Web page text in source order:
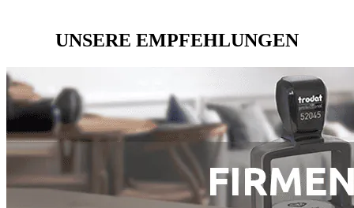
UNSERE EMPFEHLUNGEN